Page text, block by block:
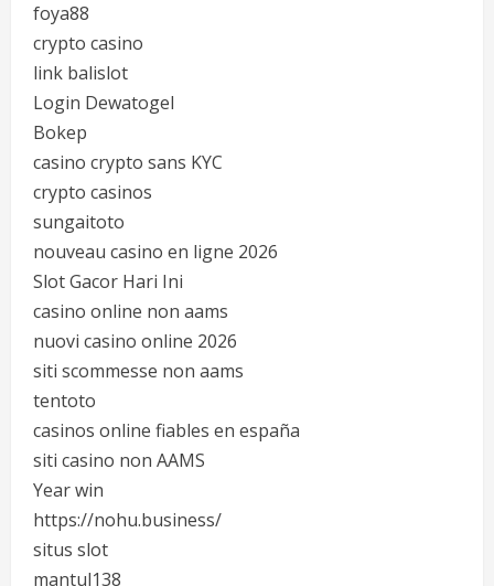
foya88
crypto casino
link balislot
Login Dewatogel
Bokep
casino crypto sans KYC
crypto casinos
sungaitoto
nouveau casino en ligne 2026
Slot Gacor Hari Ini
casino online non aams
nuovi casino online 2026
siti scommesse non aams
tentoto
casinos online fiables en españa
siti casino non AAMS
Year win
https://nohu.business/
situs slot
mantul138